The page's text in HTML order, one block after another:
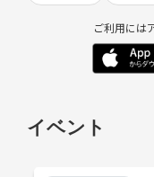
ご利用には
イベント